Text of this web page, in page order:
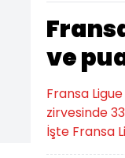
ve
Fransa
zirvesinde
İşte Fransa